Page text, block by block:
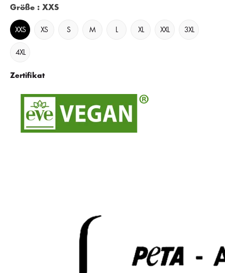
Größe : XXS
XXS XS S M XL XXL 3XL
4XL
Zertifikat